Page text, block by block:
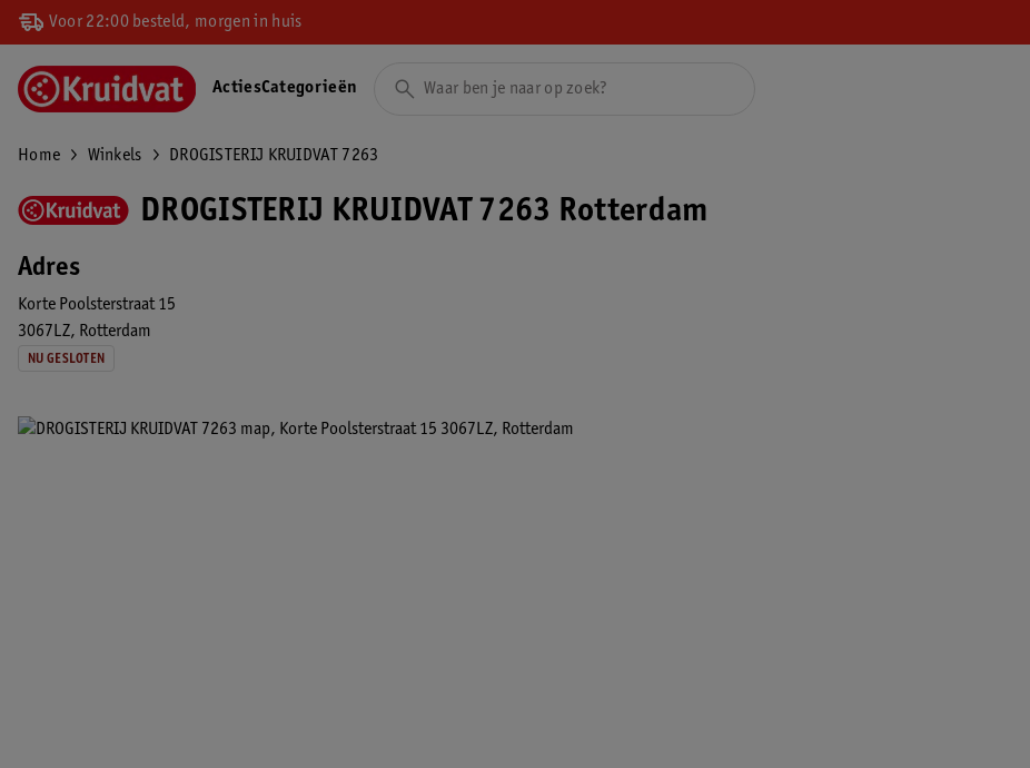
Voor 22:00 besteld, morgen in huis
ActiesCategorieën
Home Winkels DROGISTERIJ KRUIDVAT 7263
DROGISTERIJ KRUIDVAT 7263 Rotterdam
Adres
Korte Poolsterstraat 15
3067LZ
Rotterdam
NU GESLOTEN